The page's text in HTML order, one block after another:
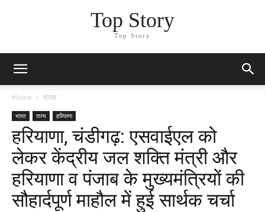
Top Story
Top Story
Home भारत
भारत राज्य हरियाणा
हरियाणा, चंडीगढ़: एसवाईएल को
लेकर केंद्रीय जल शक्ति मंत्री और
हरियाणा व पंजाब के मुख्यमंत्रियों की
सौहार्दपूर्ण माहौल में हुई सार्थक चर्चा